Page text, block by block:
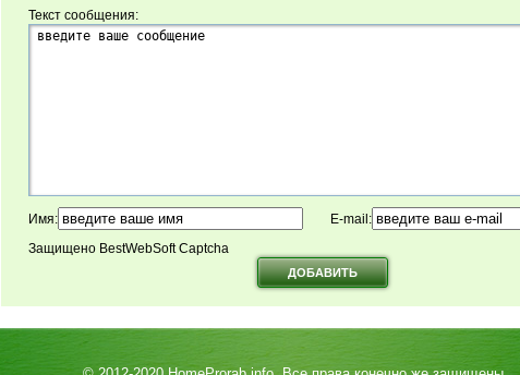
Текст сообщения:
Имя:
E-mail:
Защищено BestWebSoft Captcha